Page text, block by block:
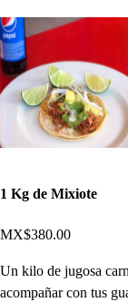
1 Kg de Mixiote
MX$380.00
Un kilo de jugosa
acompañar con tus